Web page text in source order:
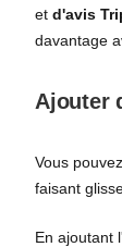
et d'avis
davantage
Ajouter
Vous
faisant
En ajoutant